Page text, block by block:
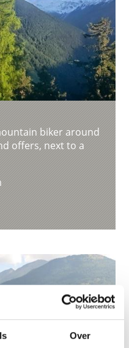
Over
biker around
offers, next to a